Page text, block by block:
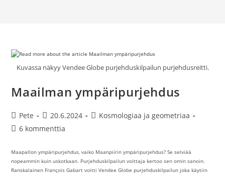
Kuvassa näkyy Vendee Globe purjehduskilpailun purjehdusreitti.
Maailman ympäripurjehdus
Artikkelin
kirjoittaja:
Pete
Artikkeli
julkaistu:
20.6.2024
Artikkelin
Kosmologiaa ja geometriaa
Artikkelin
6 kommenttia
Maapallon ympäripurjehdus, vaiko Maanpiirin ympäripurjehdus? Se selviää
nopeammin kuin uskotkaan. Purjehduskilpailun voittaja kertoo sen omin sanoin.
Ranskalainen François Gabart voitti Vendee Globe purjehduskilpailun joka käytiin